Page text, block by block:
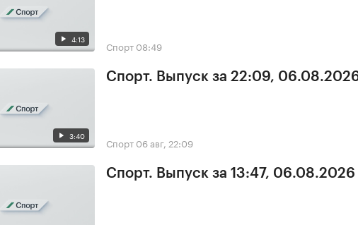
4:13 Спорт 08:49
3:40
Спорт. Выпуск за 22:09,
Спорт 06 авг, 22:09
Спорт. Выпуск за 13:47, 06.08.2026